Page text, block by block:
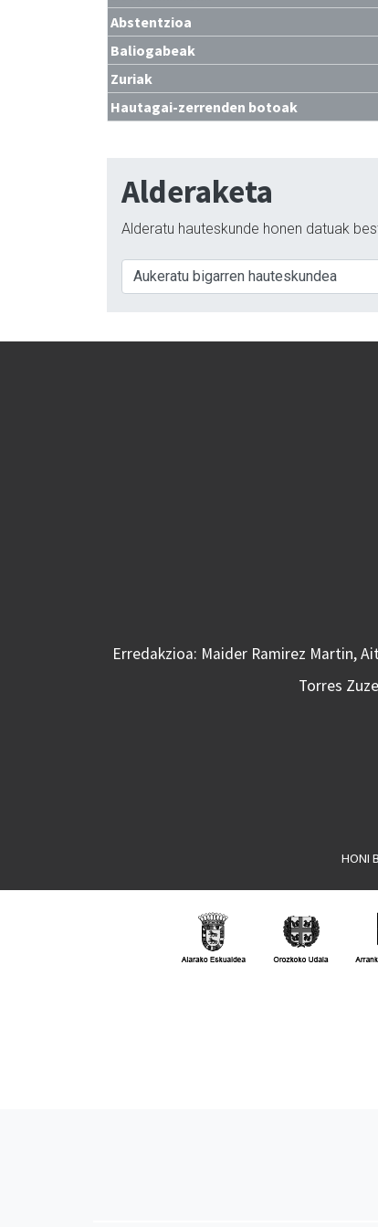
Abstentzioa
Baliogabeak
Zuriak
Hautagai-zerrenden botoak
Alderaketa
Alderatu hauteskunde honen datuak
Erredakzioa: Maider Ramirez Martin,
Torres
HONI